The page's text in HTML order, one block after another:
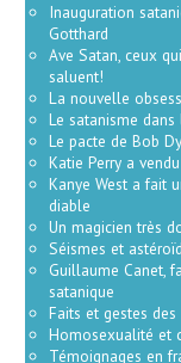
Inauguration
Gotthard
Ave Satan, ceux
saluent!
La nouvelle
Le satanisme
Le pacte de Bob
Katie Perry a
Kanye West a fait
diable
Un magicien très
Séismes et
Guillaume Canet,
satanique
Faits et gestes des
Homosexualité et
Témoignages en